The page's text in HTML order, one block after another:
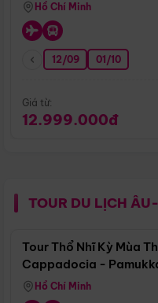
Hồ Chí Minh
12/09 01/10
Giá từ:
12.999.000đ
TOUR DU LỊCH
Tour Thổ Nhĩ Kỳ Mùa
Cappadocia -
Hồ Chí Minh